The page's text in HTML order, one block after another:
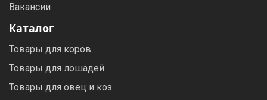
Вакансии
Каталог
Товары для коров
Товары для лошадей
Товары для овец и коз